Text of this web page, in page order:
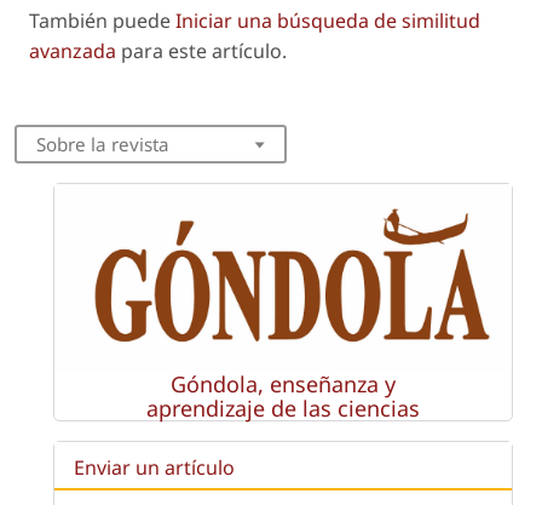
También puedeIniciar una búsqueda de similitud
avanzada para este artículo.
Sobre la revista
Góndola, enseñanza y
aprendizaje de las ciencias
Enviar un artículo